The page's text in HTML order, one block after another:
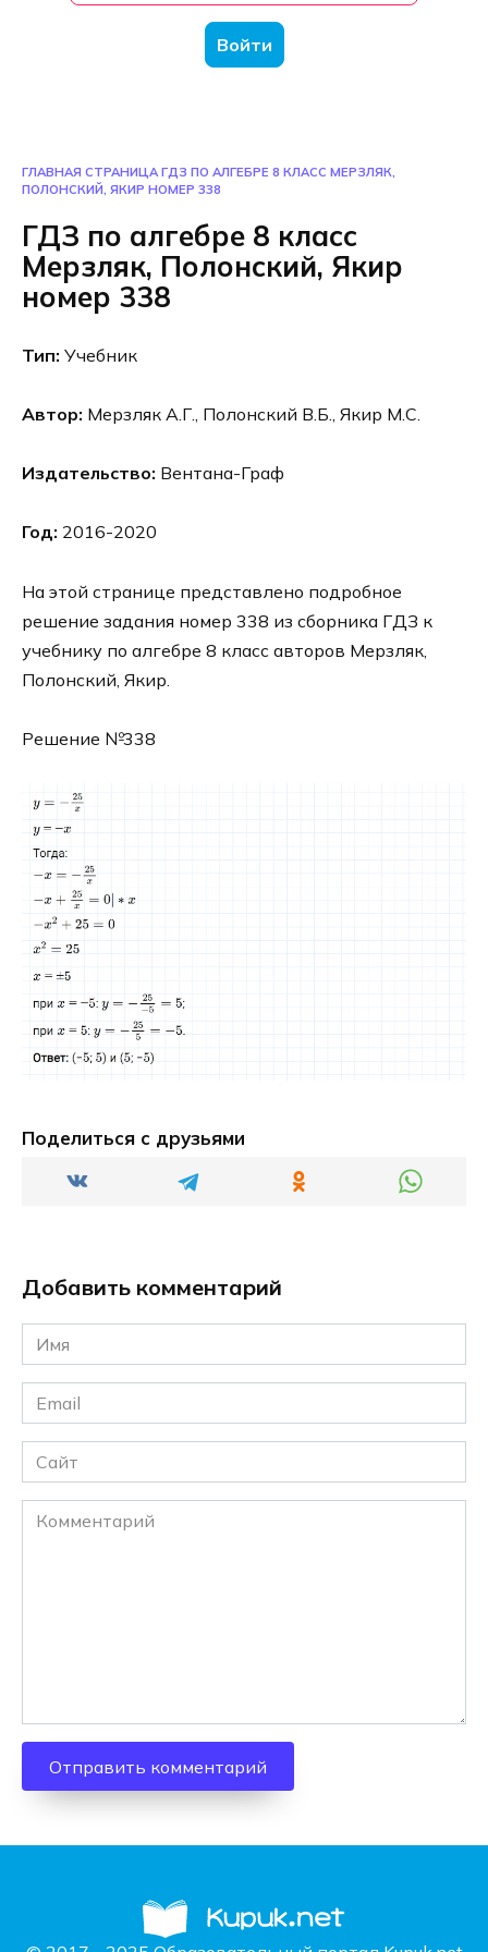
Войти
ГЛАВНАЯ СТРАНИЦА ГДЗ ПО АЛГЕБРЕ 8 КЛАСС МЕРЗЛЯК,
ПОЛОНСКИЙ, ЯКИР НОМЕР 338
ГДЗ по алгебре 8 класс
Мерзляк, Полонский, Якир
номер 338
Тип: Учебник
Автор: Мерзляк А.Г., Полонский В.Б., Якир М.С.
Издательство: Вентана-Граф
Год: 2016-2020
На этой странице представлено подробное
решение задания номер 338 из сборника ГДЗ к
учебнику по алгебре 8 класс авторов Мерзляк,
Полонский, Якир.
Решение №338
Поделиться с друзьями
Добавить комментарий
Имя
*
Email
*
Сайт
Комментарий